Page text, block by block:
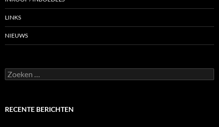
LINKS
NIEUWS
Zoeken
naar:
RECENTE BERICHTEN